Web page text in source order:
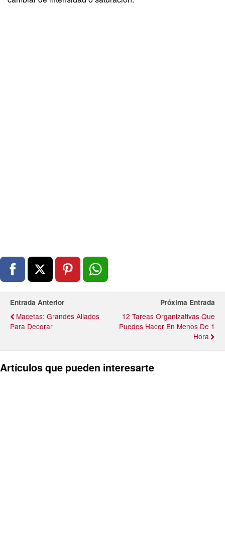
Entrada Anterior
Macetas: Grandes Aliados
Para Decorar
Próxima Entrada
12 Tareas Organizativas Que
Puedes Hacer En Menos De 1
Hora
Artículos que pueden interesarte